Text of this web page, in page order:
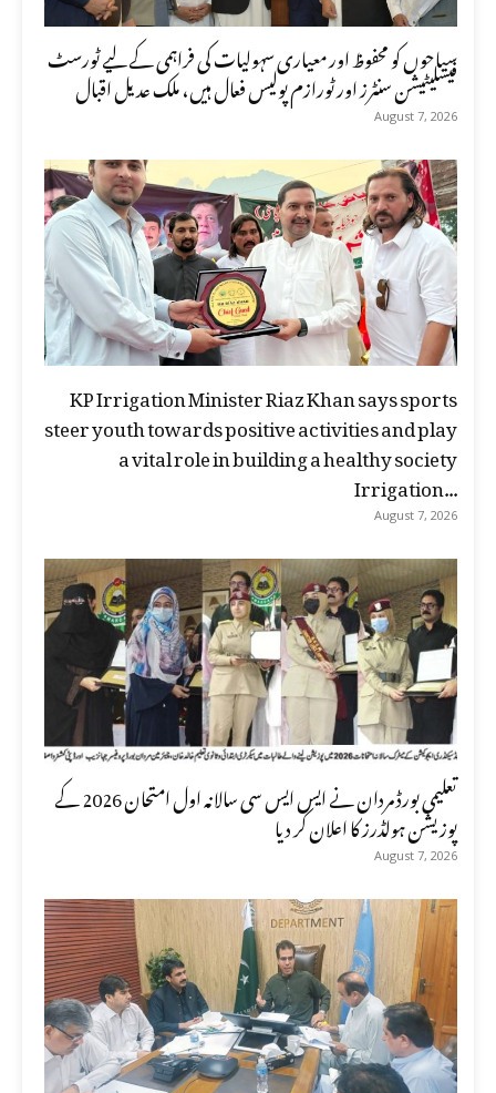
سیاحوں کو محفوظ اور معیاری سہولیات کی فراہمی کے لیے ٹورسٹ
فیسلیٹیشن سنٹرز اور ٹورازم پولیس فعال ہیں، ملک عدیل اقبال
August 7, 2026
KP Irrigation Minister Riaz Khan says sports
steer youth towards positive activities and play
a vital role in building a healthy society
Irrigation...
August 7, 2026
تعلیمی بورڈ مردان نے ایس ایس سی سالانہ اول امتحان 2026 کے
پوزیشن ہولڈرز کا اعلان کر دیا
August 7, 2026